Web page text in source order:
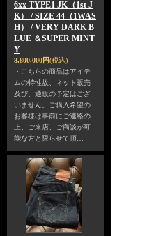
6xx TYPE1 JK（1st J
K） / SIZE 44（1WAS
H） / VERY DARK B
LUE ＆SUPER MINT
Y
8,800,000円(税込)
・こちらの商品はアイテ
ムの特性故、ネット販売
及び、通販の予定はござ
いません。ご購入希望の
お客様は事前にご連絡の
上、ご来店、ご商談が可
能な方と限らせて頂…